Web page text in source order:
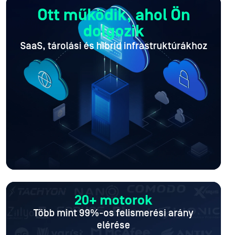
Ott működik, ahol Ön
dolgozik
SaaS, tárolási és hibrid infrastruktúrákhoz
20+ motorok
Több mint 99%-os felismerési arány
elérése